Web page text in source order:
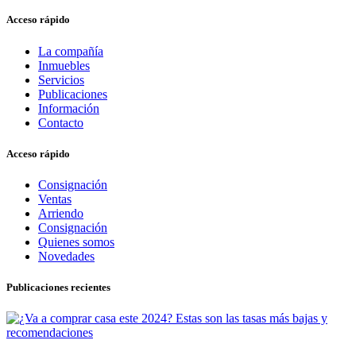
Acceso rápido
La compañía
Inmuebles
Servicios
Publicaciones
Información
Contacto
Acceso rápido
Consignación
Ventas
Arriendo
Consignación
Quienes somos
Novedades
Publicaciones recientes